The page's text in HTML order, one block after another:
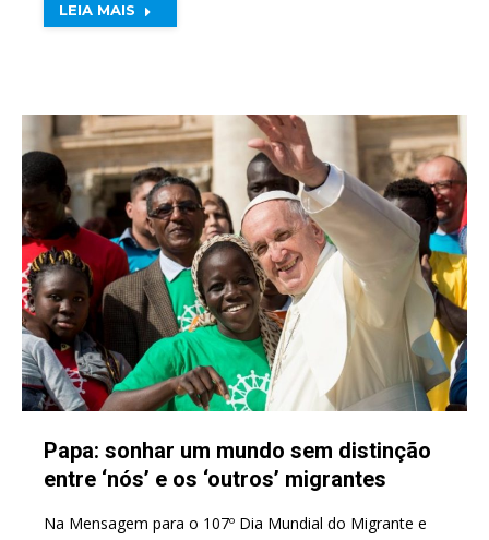
LEIA MAIS
Papa: sonhar um mundo sem distinção
entre ‘nós’ e os ‘outros’ migrantes
Na Mensagem para o 107º Dia Mundial do Migrante e